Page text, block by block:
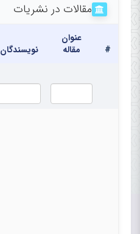
مقالات در نشریات
#
عنوان
مقاله
نویسندگان